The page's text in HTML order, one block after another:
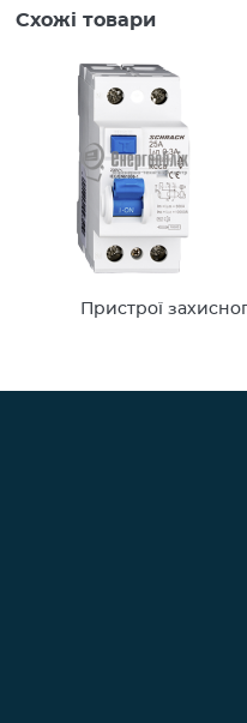
Схожі товари
Пристрої